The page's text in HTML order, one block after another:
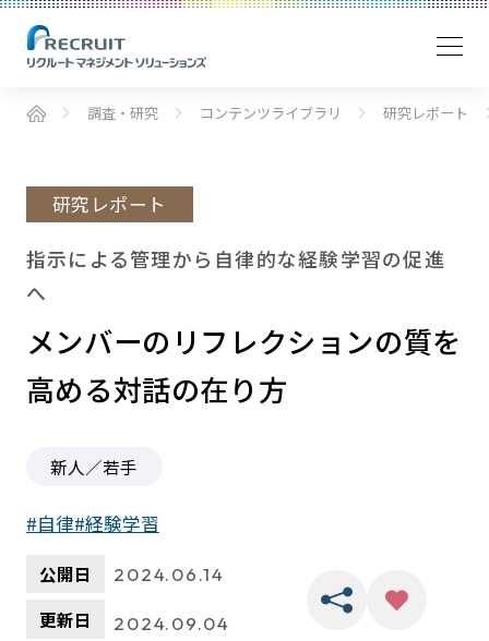
調査・研究 コンテンツライブラリ 研究レポート
研究レポート
指示による管理から自律的な経験学習の促進
へ
メンバーのリフレクションの質を
高める対話の在り方
新人／若手
自律 経験学習
公開日 2024.06.14
更新日 2024.09.04